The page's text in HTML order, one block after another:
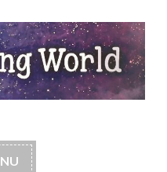
World